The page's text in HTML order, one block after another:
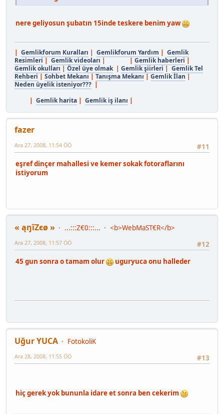
nere geliyosun şubatın 15inde teskere benim yaw
| Gemlikforum Kuralları | Gemlikforum Yardım | Gemlik
Resimleri | Gemlik videoları | | Gemlik haberleri |
Gemlik okulları | Özel üye olmak| Gemlik şiirleri | Gemlik Tel
Rehberi | Sohbet Mekanı | Tanışma Mekanı | Gemlik İlan |
Neden üyelik isteniyor??? |
| Gemlik harita | Gemlik iş ilanı |
fazer
#11
Ara 27, 2008, 11:54 ÖÖ
eşref dinçer mahallesi ve kemer sokak fotoraflarını
istiyorum
« ąŋîZєø » ...:::Z€0:::...
<b>WebMaST€R</b>
#12
Ara 27, 2008, 11:57 ÖÖ
45 gun sonra o tamam olur uguryuca onu halleder
Uğur YUCA
FotokoliK
#13
Ara 28, 2008, 11:55 ÖÖ
hiç gerek yok bununla idare et sonra ben cekerim